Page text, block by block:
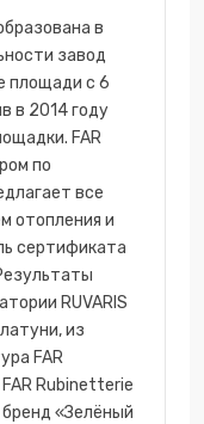
в
завод
площади с 6
в 2014 году
FAR
по
все
отопления и
сертификата
RUVARIS
из
FAR
Rubinetterie
«Зелёный